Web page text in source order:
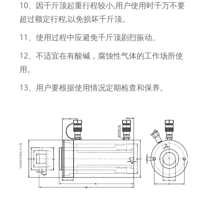
10、因千斤顶起重行程较小,用户使用时千万不要
超过额定行程,以免损坏千斤顶。
11、使用过程中应避免千斤顶剧烈振动。
12、不适宜在有酸碱，腐蚀性气体的工作场所使
用。
13、用户要根据使用情况定期检查和保养。